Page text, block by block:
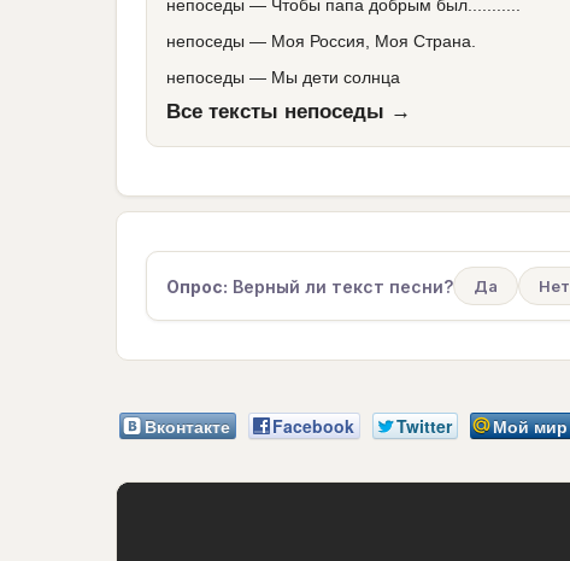
непоседы — Чтобы папа добрым был...........
непоседы — Моя Россия, Моя Страна.
непоседы — Мы дети солнца
Все тексты непоседы →
Опрос: Верный ли текст песни? Да Нет
Вконтакте Facebook Twitter Мой мир